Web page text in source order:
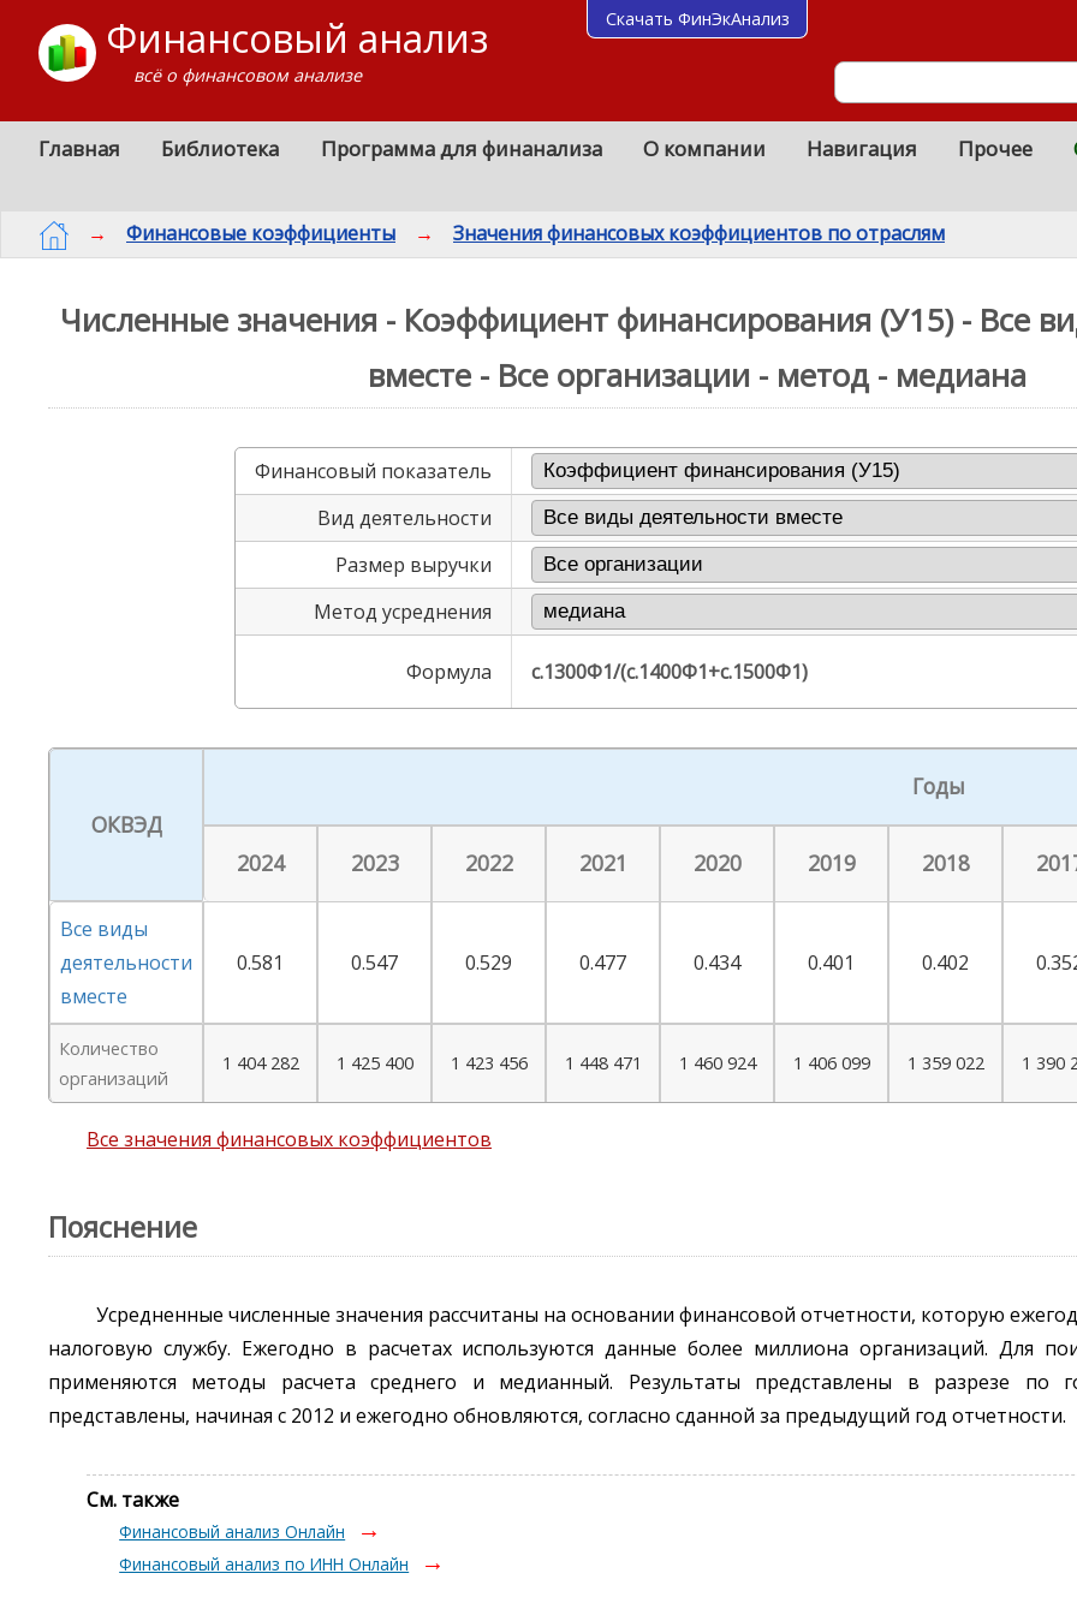
Финансовый анализ
всё о финансовом анализе
Главная Библиотека Программа для финанализа О компании Навигация Прочее
→ Финансовые коэффициенты → Значения финансовых коэффициентов по отраслям
Численные значения - Коэффициент финансирования (У15) - Все
вместе - Все организации - метод - медиана
Финансовый показатель
Вид деятельности
Размер выручки
Метод усреднения
Формула с.1300Ф1/(с.1400Ф1+с.1500Ф1)
ОКВЭД
Годы
2024 2023 2022 2021 2020 2019 2018
Все виды
деятельности
вместе
0.581 0.547 0.529 0.477 0.434 0.401 0.402
Количество
организаций
1 404 282 1 425 400 1 423 456 1 448 471 1 460 924 1 406 099 1 359 022 1 390
Все значения финансовых коэффициентов
Пояснение
Усредненные численные значения рассчитаны на основании финансовой отчетности, которую
налоговую службу. Ежегодно в расчетах используются данные более миллиона организаций. Для
применяются методы расчета среднего и медианный. Результаты представлены в разрезе по
представлены, начиная с 2012 и ежегодно обновляются, согласно сданной за предыдущий год отчетности.
См. также
Финансовый анализ Онлайн
Финансовый анализ по ИНН Онлайн
Скачать ФинЭкАнализ